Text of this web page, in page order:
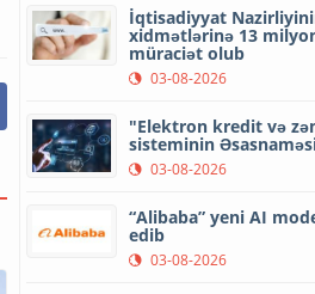
İqtisadiyyat
xidmətlərinə 13
müraciət olub
03-08-2026
"Elektron kredit və
sisteminin
03-08-2026
“Alibaba” yeni AI
edib
03-08-2026